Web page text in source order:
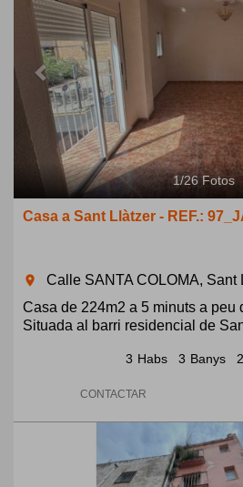
1/26Fotos
Casa a Sant Llàtzer - REF.:
room
Calle SANTA COLOMA, Sant
Casa de 224m2 a 5 minuts a peu
Situada al barri residencial de
3 Habs 3 Banys
CONTACTAR